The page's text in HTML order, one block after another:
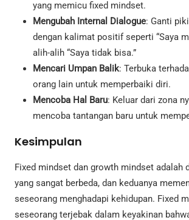
yang memicu fixed mindset.
Mengubah Internal Dialogue: Ganti
dengan kalimat positif seperti “Saya
alih-alih “Saya tidak bisa.”
Mencari Umpan Balik: Terbuka
orang lain untuk memperbaiki diri.
Mencoba Hal Baru: Keluar dari zona
mencoba tantangan baru untuk
Kesimpulan
Fixed mindset dan growth mindset adalah
yang sangat berbeda, dan keduanya
seseorang menghadapi kehidupan. Fixed
seseorang terjebak dalam keyakinan